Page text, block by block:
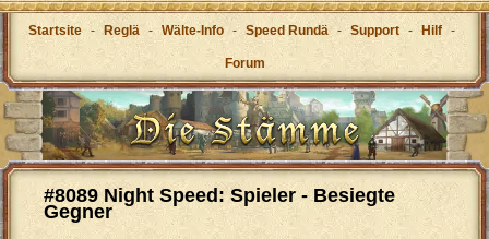
Startsite - Reglä - Wälte-Info - Speed Rundä - Support - Hilf -
Forum
#8089 Night Speed: Spieler - Besiegte
Gegner